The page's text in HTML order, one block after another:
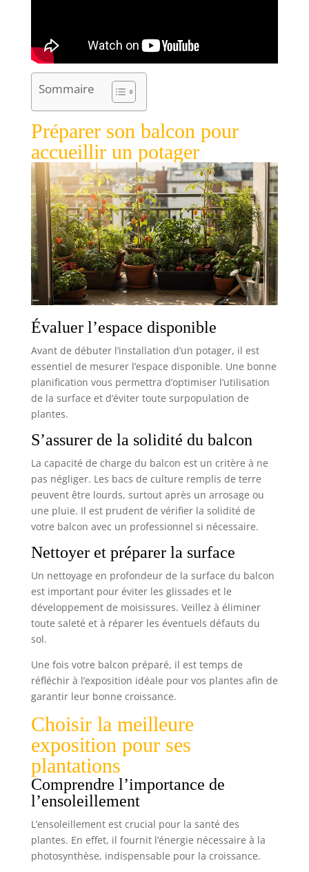
Sommaire
Préparer son balcon pour
accueillir un potager
Évaluer l’espace disponible
Avant de débuter l’installation d’un potager, il est
essentiel de mesurer l’espace disponible. Une bonne
planification vous permettra d’optimiser l’utilisation
de la surface et d’éviter toute surpopulation de
plantes.
S’assurer de la solidité du balcon
La capacité de charge du balcon est un critère à ne
pas négliger. Les bacs de culture remplis de terre
peuvent être lourds, surtout après un arrosage ou
une pluie. Il est prudent de vérifier la solidité de
votre balcon avec un professionnel si nécessaire.
Nettoyer et préparer la surface
Un nettoyage en profondeur de la surface du balcon
est important pour éviter les glissades et le
développement de moisissures. Veillez à éliminer
toute saleté et à réparer les éventuels défauts du
sol.
Une fois votre balcon préparé, il est temps de
réfléchir à l’exposition idéale pour vos plantes afin de
garantir leur bonne croissance.
Choisir la meilleure
exposition pour ses
plantations
Comprendre l’importance de
l’ensoleillement
L’ensoleillement est crucial pour la santé des
plantes. En effet, il fournit l’énergie nécessaire à la
photosynthèse, indispensable pour la croissance.